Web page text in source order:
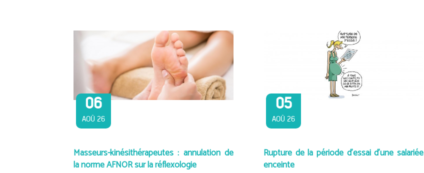
06
AOÛ 26
Masseurs-kinésithérapeutes : annulation de
la norme AFNOR sur la réflexologie
05
AOÛ 26
Rupture de la période d’essai d’une salariée
enceinte